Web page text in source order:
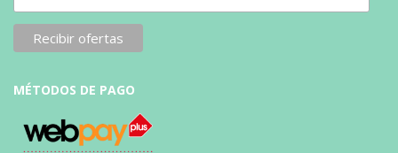
MÉTODOS DE PAGO